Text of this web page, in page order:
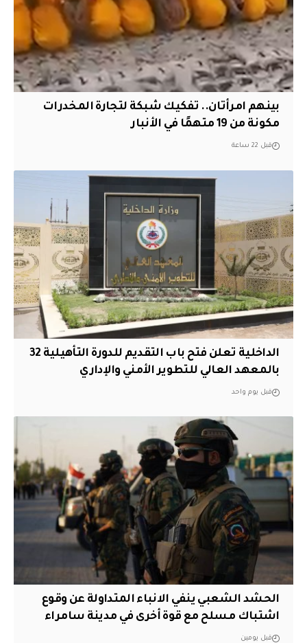
بينهم امرأتان.. تفكيك شبكة لتجارة المخدرات
مكونة من 19 متهمًا في الأنبار
قبل 22 ساعة
الداخلية تعلن فتح باب التقديم للدورة التأهيلية 32
بالمعهد العالي للتطوير الأمني والإداري
قبل يوم واحد
الحشد الشعبي ينفي الانباء المتداولة عن وقوع
اشتباك مسلح مع قوة أخرى في مدينة سامراء
قبل يومين